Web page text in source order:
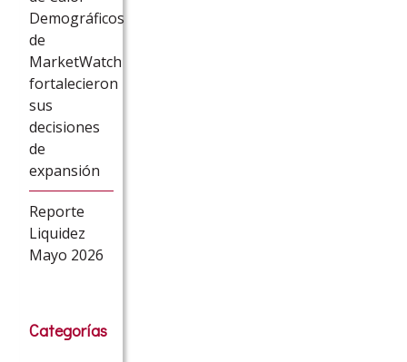
Demográficos
de
MarketWatch
fortalecieron
sus
decisiones
de
expansión
Reporte
Liquidez
Mayo 2026
Categorías